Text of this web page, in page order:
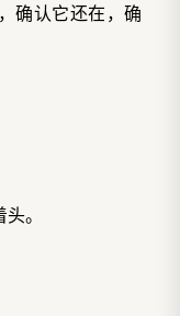
确认它还在，确
。